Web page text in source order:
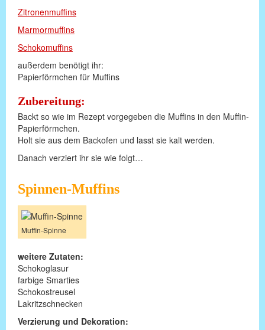
Zitronenmuffins
Marmormuffins
Schokomuffins
außerdem benötigt ihr:
Papierförmchen für Muffins
Zubereitung:
Backt so wie im Rezept vorgegeben die Muffins in den Muffin-
Papierförmchen.
Holt sie aus dem Backofen und lasst sie kalt werden.
Danach verziert ihr sie wie folgt…
Spinnen-Muffins
Muffin-Spinne
weitere Zutaten:
Schokoglasur
farbige Smarties
Schokostreusel
Lakritzschnecken
Verzierung und Dekoration: